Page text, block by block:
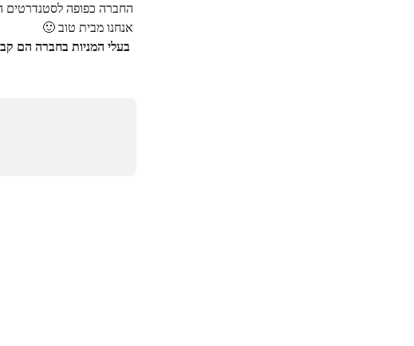
החברה כפופה לסטנדרטים
אנחנו מבית טוב 🙂